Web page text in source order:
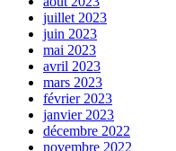
juillet 2023
juin 2023
mai 2023
avril 2023
mars 2023
février 2023
janvier 2023
décembre 2022
novembre 2022